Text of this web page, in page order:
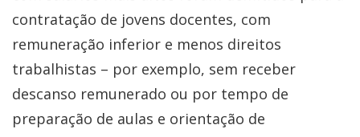
contratação de jovens docentes, com
remuneração inferior e menos direitos
trabalhistas – por exemplo, sem receber
descanso remunerado ou por tempo de
preparação de aulas e orientação de